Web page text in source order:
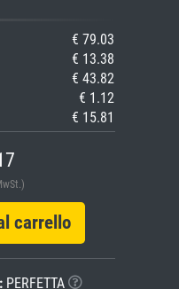
€ 79.03
€ 13.38
€ 43.82
€ 1.12
€ 15.81
carrello
PERFETTA